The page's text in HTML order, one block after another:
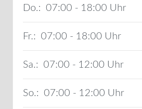
Do.: 07:00 - 18:00
Fr.: 07:00 - 18:00
Sa.: 07:00 - 12:00
So.: 07:00 - 12:00